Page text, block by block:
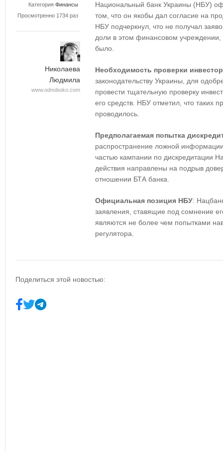
Категория Финансы
Просмотренно 1734 раз
Николаева
Людмила
www.odnoboko.com
Национальный банк Украины (НБУ)
том, что он якобы дал согласие на
НБУ подчеркнул, что не получал
доли в этом финансовом учреждении,
было.
Необходимость проверки
законодательству Украины, для
провести тщательную проверку
его средств. НБУ отметил, что таких
проводилось.
Предполагаемая попытка
распространение ложной
частью кампании по дискредитации
действия направлены на подрыв
отношении БТА банка.
Официальная позиция НБУ:
заявления, ставящие под сомнение
являются не более чем попытками
регулятора.
Поделиться этой новостью: